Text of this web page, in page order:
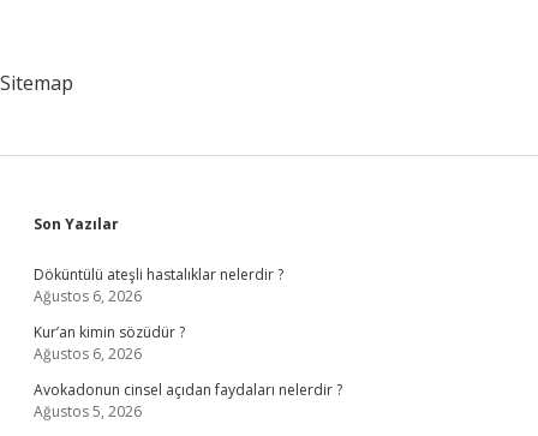
Sitemap
Sidebar
Son Yazılar
Döküntülü ateşli hastalıklar nelerdir ?
Ağustos 6, 2026
Kur’an kimin sözüdür ?
Ağustos 6, 2026
Avokadonun cinsel açıdan faydaları nelerdir ?
Ağustos 5, 2026